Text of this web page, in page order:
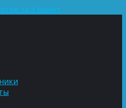
за 5 минут